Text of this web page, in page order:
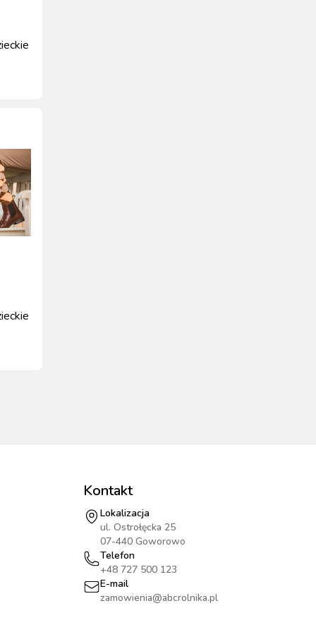
Kontakt
Lokalizacja
ul. Ostrołęcka 25
07-440 Goworowo
Telefon
+48 727 500 123
E-mail
zamowienia@abcrolnika.pl